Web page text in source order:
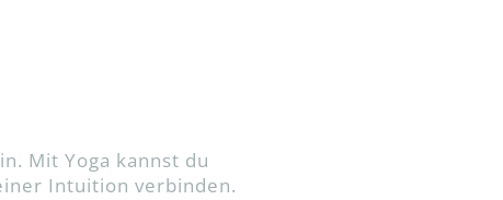
Mit Yoga kannst du
Intuition verbinden.